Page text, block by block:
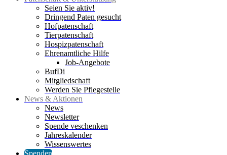
Seien Sie aktiv!
Dringend Paten gesucht
Hofpatenschaft
Tierpatenschaft
Hospizpatenschaft
Ehrenamtliche Hilfe
Job-Angebote
BufDi
Mitgliedschaft
Werden Sie Pflegestelle
News & Aktionen
News
Newsletter
Spende veschenken
Jahreskalender
Wissenswertes
Spenden